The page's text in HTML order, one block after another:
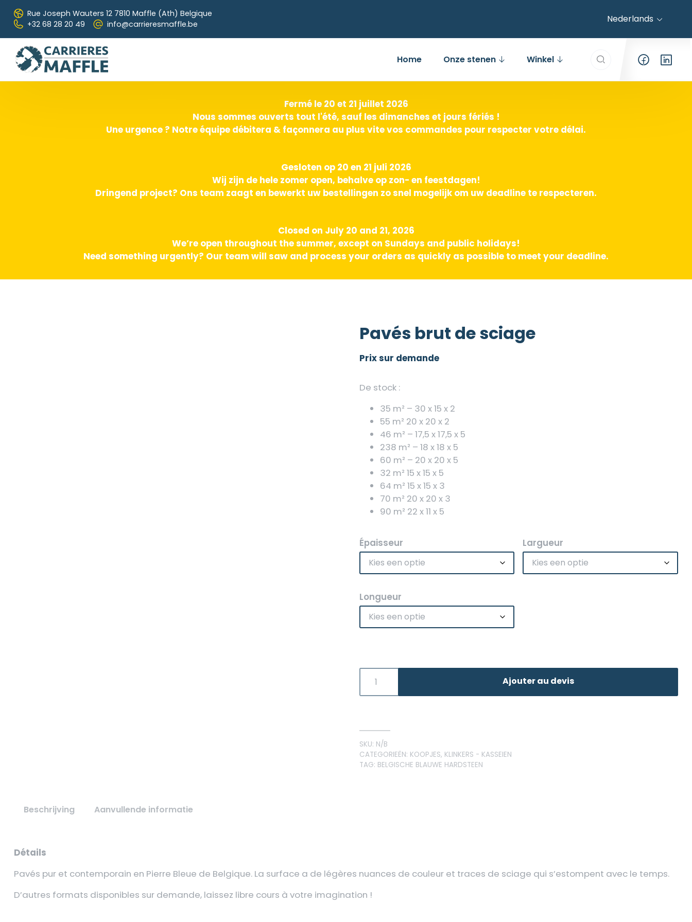
Skip to main content
Rue Joseph Wauters 12 7810 Maffle (Ath) Belgique
+32 68 28 20 49
info@carrieresmaffle.be Nederlands
Home Onze stenen Winkel Search everything...
Fermé le 20 et 21 juillet 2026
Nous sommes ouverts tout l'été, sauf les dimanches et jours fériés !
Une urgence ? Notre équipe débitera & façonnera au plus vite vos commandes pour respecter votre délai.
Gesloten op 20 en 21 juli 2026
Wij zijn de hele zomer open, behalve op zon- en feestdagen!
Dringend project? Ons team zaagt en bewerkt uw bestellingen zo snel mogelijk om uw deadline te respecteren.
Closed on July 20 and 21, 2026
We’re open throughout the summer, except on Sundays and public holidays!
Need something urgently? Our team will saw and process your orders as quickly as possible to meet your deadline.
Pavés brut de sciage
Prix sur demande
De stock :
35 m² – 30 x 15 x 2
55 m² 20 x 20 x 2
46 m² – 17,5 x 17,5 x 5
238 m² – 18 x 18 x 5
60 m² – 20 x 20 x 5
32 m² 15 x 15 x 5
64 m² 15 x 15 x 3
70 m² 20 x 20 x 3
90 m² 22 x 11 x 5
Épaisseur Largueur
Longueur
Ajouter au devis
SKU: N/B
CATEGORIEËN: KOOPJES, KLINKERS - KASSEIEN
TAG: BELGISCHE BLAUWE HARDSTEEN
Beschrijving Aanvullende informatie
Détails
Pavés pur et contemporain en Pierre Bleue de Belgique. La surface a de légères nuances de couleur et traces de sciage qui s’estompent avec le temps.
D’autres formats disponibles sur demande, laissez libre cours à votre imagination !